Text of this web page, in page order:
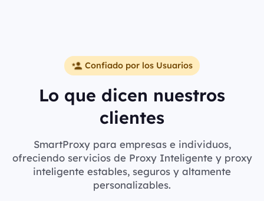
Confiado por los Usuarios
Lo que dicen nuestros
clientes
SmartProxy para empresas e individuos,
ofreciendo servicios de Proxy Inteligente y proxy
inteligente estables, seguros y altamente
personalizables.